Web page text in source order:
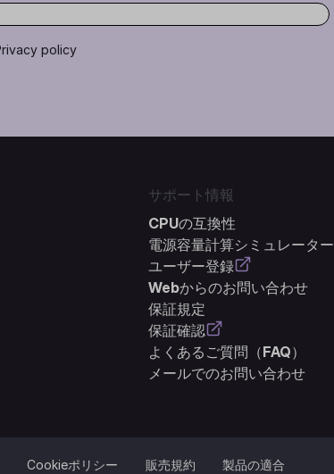
policy
サポート情報
CPUの互換性
電源容量計算シミュレーター
ユーザー登録
Webからのお問い合わせ
保証規定
保証確認
よくあるご質問（FAQ）
メールでのお問い合わせ
Cookieポリシー 販売規約 製品の適合